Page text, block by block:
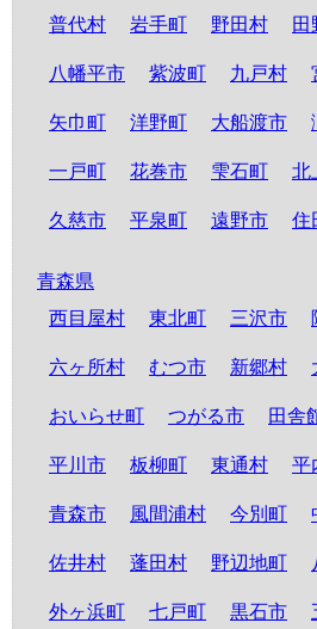
普代村 岩手町 野田村 田
八幡平市 紫波町 九戸村
矢巾町 洋野町 大船渡市
一戸町 花巻市 雫石町 北
久慈市 平泉町 遠野市 住
青森県
西目屋村
東北町 三沢市
六ヶ所村 むつ市 新郷村
おいらせ町 つがる市 田舎
平川市 板柳町 東通村 平
青森市 風間浦村 今別町
佐井村 蓬田村 野辺地町
外ヶ浜町 七戸町 黒石市